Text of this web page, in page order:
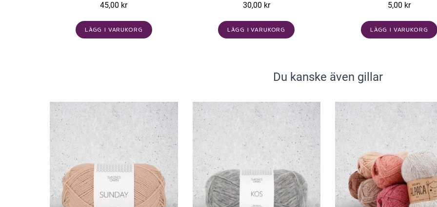
45,00 kr
LÄGG I VARUKORG
30,00 kr
LÄGG I VARUKORG
5,00 kr
LÄGG I VARUKORG
Du kanske även gillar